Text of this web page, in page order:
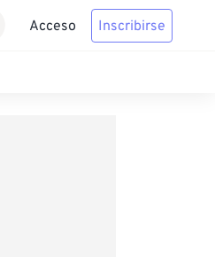
Acceso Inscribirse